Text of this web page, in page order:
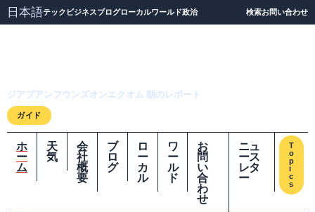
日本語テック ビジネスブログローカルワールド政治 検索お問い合わせ
ジアプアンフウンズオンエクオム 朝のレポート
ガイド
ホ
ー
ム
天
気
会
社
概
要
ブ
ロ
グ
ロ
ー
カ
ル
ワ
ー
ル
ド
お
問
い
合
わ
せ
ニュ
ース
レタ
ー
T
o
p
i
c
s